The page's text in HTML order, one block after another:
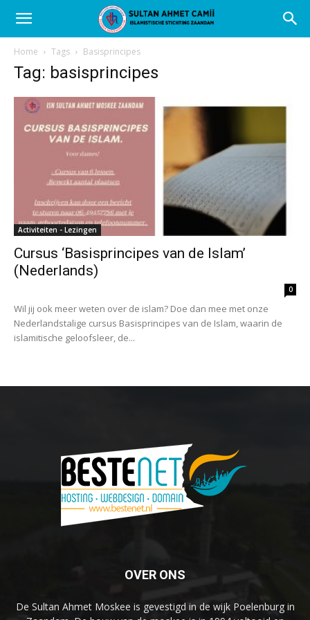
Home Tags Basisprincipes
Tag: basisprincipes
Activiteiten - Lezingen
Cursus ‘Basisprincipes van de Islam’
(Nederlands)
0
Wil jij ook meer weten over de islam? Doe dan mee met onze
Nederlandstalige cursus Basisprincipes van de Islam, waarin de
islamitische geloofsleer, de...
OVER ONS
De Sultan Ahmet Moskee is gevestigd in de wijk Poelenburg in